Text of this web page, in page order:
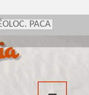
PACA